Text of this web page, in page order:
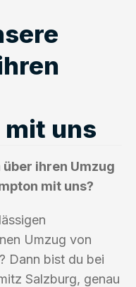
uns
ihren Umzug
mit uns?
Umzug von
Dann bist du bei
Salzburg, genau